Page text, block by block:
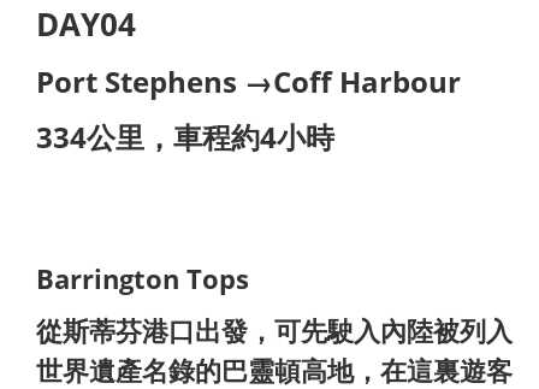
DAY04
Port Stephens →Coff Harbour
334公里，車程約4小時
Barrington Tops
從斯蒂芬港口出發，可先駛入內陸被列入
世界遺產名錄的巴靈頓高地，在這裏遊客